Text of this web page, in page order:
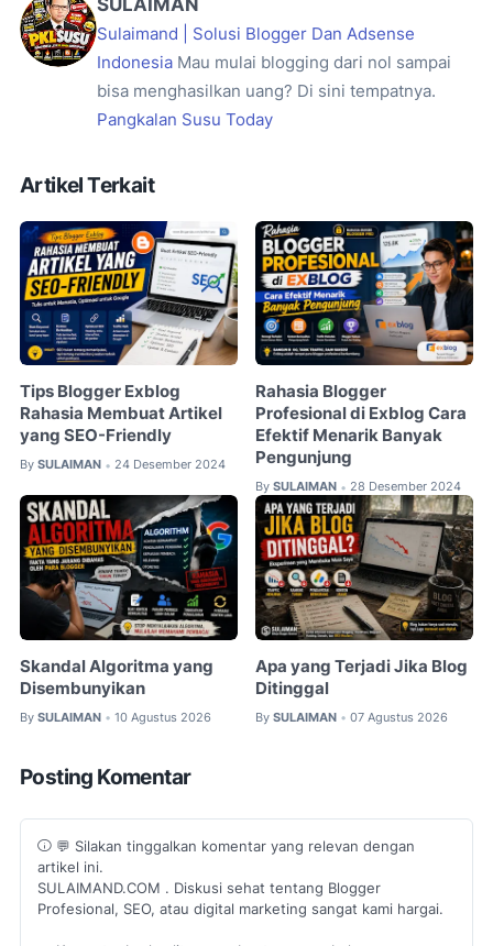
Sulaimand | Solusi Blogger Dan Adsense
Indonesia Mau mulai blogging dari nol sampai
bisa menghasilkan uang? Di sini tempatnya.
Pangkalan Susu Today
Artikel Terkait
Tips Blogger Exblog
Rahasia Membuat Artikel
yang SEO-Friendly
By SULAIMAN • 24 Desember 2024
Rahasia Blogger
Profesional di Exblog Cara
Efektif Menarik Banyak
Pengunjung
By SULAIMAN • 28 Desember 2024
Skandal Algoritma yang
Disembunyikan
By SULAIMAN • 10 Agustus 2026
Apa yang Terjadi Jika Blog
Ditinggal
By SULAIMAN • 07 Agustus 2026
Posting Komentar
💬 Silakan tinggalkan komentar yang relevan dengan
artikel ini.
SULAIMAND.COM . Diskusi sehat tentang Blogger
Profesional, SEO, atau digital marketing sangat kami hargai.